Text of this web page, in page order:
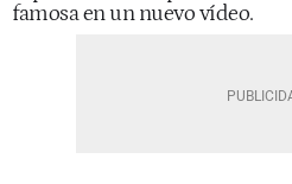
famosa en un nuevo vídeo.